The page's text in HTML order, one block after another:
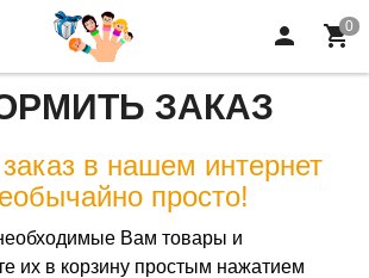
ЗАКАЗ
в нашем интернет
просто!
Вам товары и
их в корзину простым нажатием